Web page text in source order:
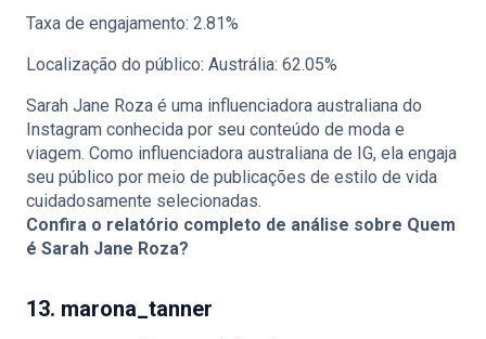
Taxa de engajamento: 2.81%
Localização do público: Austrália: 62.05%
Sarah Jane Roza é uma influenciadora australiana do
Instagram conhecida por seu conteúdo de moda e
viagem. Como influenciadora australiana de IG, ela engaja
seu público por meio de publicações de estilo de vida
cuidadosamente selecionadas.
Confira o relatório completo de análise sobre Quem
é Sarah Jane Roza?
13. marona_tanner